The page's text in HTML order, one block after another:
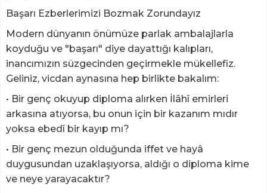
Başarı Ezberlerimizi Bozmak Zorundayız
Modern dünyanın önümüze parlak ambalajlarla
koyduğu ve "başarı" diye dayattığı kalıpları,
inancımızın süzgecinden geçirmekle mükellefiz.
Geliniz, vicdan aynasına hep birlikte bakalım:
• Bir genç okuyup diploma alırken İlâhî emirleri
arkasına atıyorsa, bu onun için bir kazanım mıdır
yoksa ebedî bir kayıp mı?
• Bir genç mezun olduğunda iffet ve hayâ
duygusundan uzaklaşıyorsa, aldığı o diploma kime
ve neye yarayacaktır?